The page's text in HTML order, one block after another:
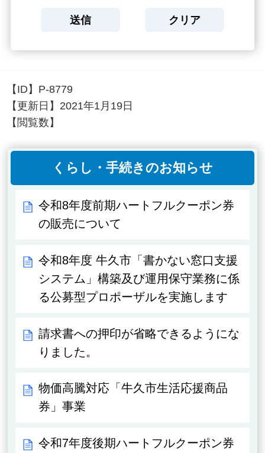
【ID】 P-8779
【更新日】 2021年1月19日
【閲覧数】
くらし・手続きのお知らせ
令和8年度前期ハートフルクーポン券
の販売について
令和8年度 牛久市「書かない窓口支援
システム」構築及び運用保守業務に係
る公募型プロポーザルを実施します
請求書への押印が省略できるようにな
りました。
物価高騰対応「牛久市生活応援商品
券」事業
令和7年度後期ハートフルクーポン券